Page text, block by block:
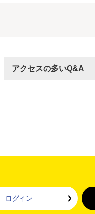
アクセスの多いQ&A
ログイン